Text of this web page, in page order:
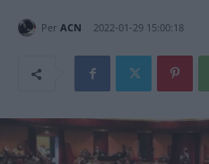
Per ACN 2022-01-29 15:00:18